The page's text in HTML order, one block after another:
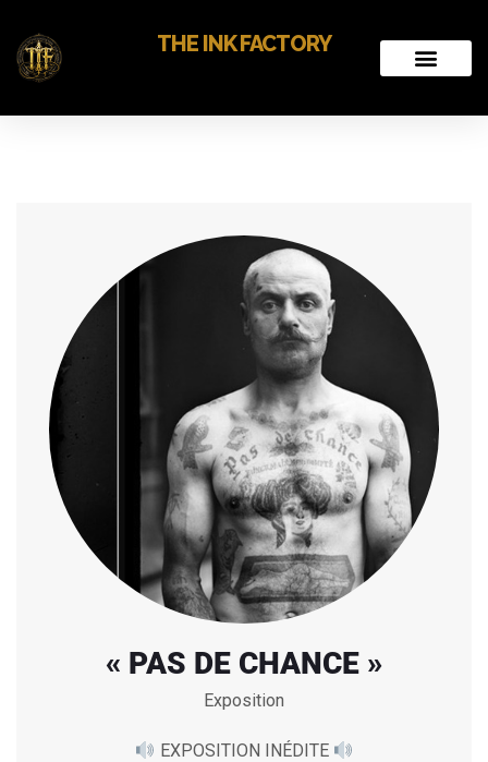
THE INK FACTORY
« PAS DE CHANCE »
Exposition
EXPOSITION INÉDITE